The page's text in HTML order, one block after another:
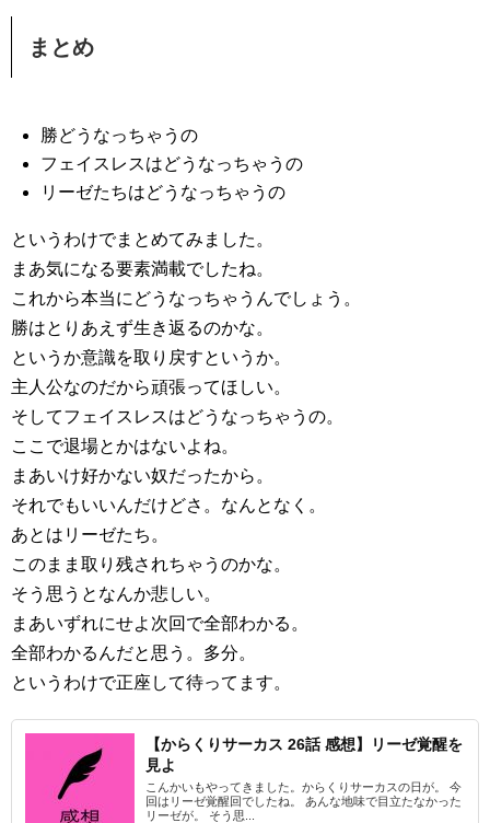
まとめ
勝どうなっちゃうの
フェイスレスはどうなっちゃうの
リーゼたちはどうなっちゃうの
というわけでまとめてみました。
まあ気になる要素満載でしたね。
これから本当にどうなっちゃうんでしょう。
勝はとりあえず生き返るのかな。
というか意識を取り戻すというか。
主人公なのだから頑張ってほしい。
そしてフェイスレスはどうなっちゃうの。
ここで退場とかはないよね。
まあいけ好かない奴だったから。
それでもいいんだけどさ。なんとなく。
あとはリーゼたち。
このまま取り残されちゃうのかな。
そう思うとなんか悲しい。
まあいずれにせよ次回で全部わかる。
全部わかるんだと思う。多分。
というわけで正座して待ってます。
【からくりサーカス 26話 感想】リーゼ覚醒を
見よ
こんかいもやってきました。からくりサーカスの日が。 今
回はリーゼ覚醒回でしたね。 あんな地味で目立たなかった
リーゼが。 そう思...